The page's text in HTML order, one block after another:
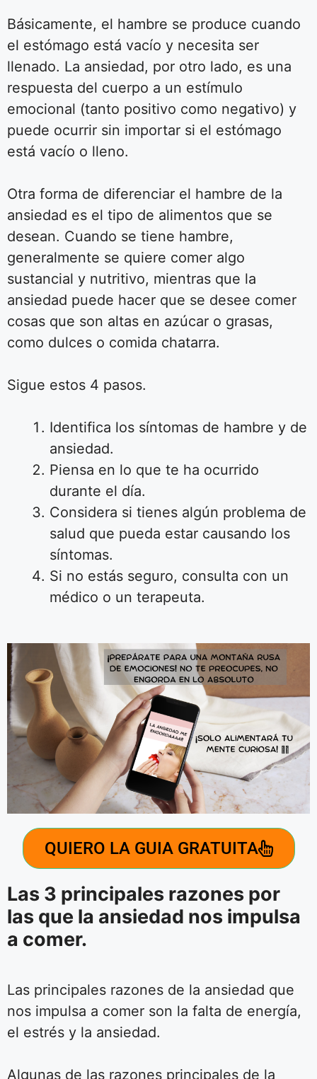
Básicamente, el hambre se produce cuando
el estómago está vacío y necesita ser
llenado. La ansiedad, por otro lado, es una
respuesta del cuerpo a un estímulo
emocional (tanto positivo como negativo) y
puede ocurrir sin importar si el estómago
está vacío o lleno.
Otra forma de diferenciar el hambre de la
ansiedad es el tipo de alimentos que se
desean. Cuando se tiene hambre,
generalmente se quiere comer algo
sustancial y nutritivo, mientras que la
ansiedad puede hacer que se desee comer
cosas que son altas en azúcar o grasas,
como dulces o comida chatarra.
Sigue estos 4 pasos.
Identifica los síntomas de hambre y de
ansiedad.
Piensa en lo que te ha ocurrido
durante el día.
Considera si tienes algún problema de
salud que pueda estar causando los
síntomas.
Si no estás seguro, consulta con un
médico o un terapeuta.
QUIERO LA GUIA GRATUITA
Las 3 principales razones por
las que la ansiedad nos impulsa
a comer.
Las principales razones de la ansiedad que
nos impulsa a comer son la falta de energía,
el estrés y la ansiedad.
Algunas de las razones principales de la